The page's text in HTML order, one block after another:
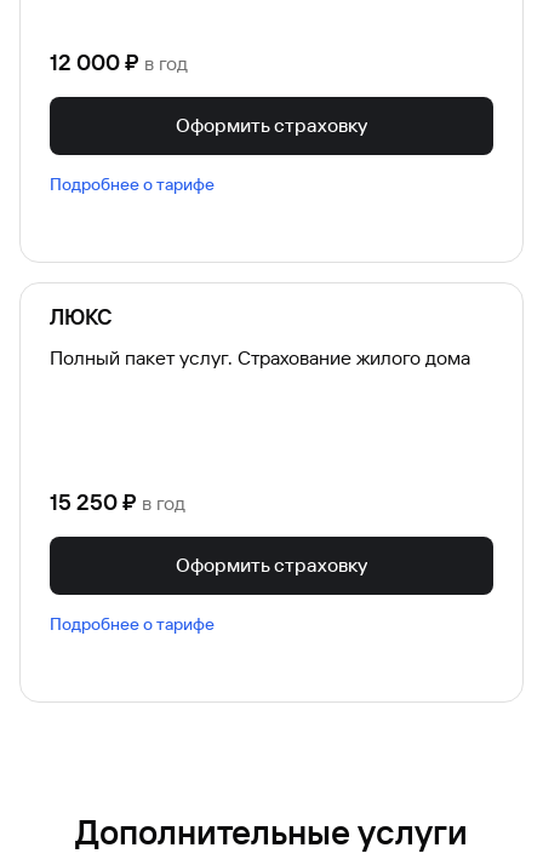
12 000₽ в год
Оформить страховку
Подробнее о тарифе
ЛЮКС
Полный пакет услуг. Страхование жилого дома
15 250₽ в год
Оформить страховку
Подробнее о тарифе
Дополнительные услуги